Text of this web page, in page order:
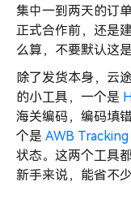
集中一到两天的订
正式合作前，还是
么算，不要默认这
除了发货本身，云
的小工具，一个是
海关编码，编码填
个是 AWB
状态。这两个工具
新手来说，能省不